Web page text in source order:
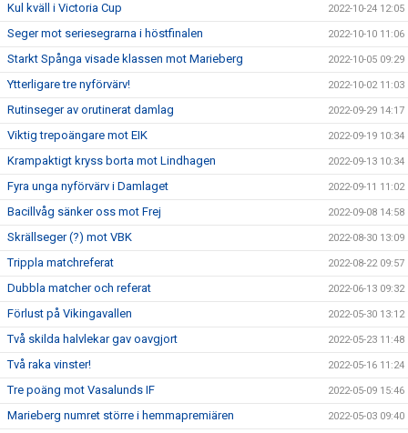
Kul kväll i Victoria Cup 2022-10-24 12:05
Seger mot seriesegrarna i höstfinalen 2022-10-10 11:06
Starkt Spånga visade klassen mot Marieberg 2022-10-05 09:29
Ytterligare tre nyförvärv! 2022-10-02 11:03
Rutinseger av orutinerat damlag 2022-09-29 14:17
Viktig trepoängare mot EIK 2022-09-19 10:34
Krampaktigt kryss borta mot Lindhagen 2022-09-13 10:34
Fyra unga nyförvärv i Damlaget 2022-09-11 11:02
Bacillvåg sänker oss mot Frej 2022-09-08 14:58
Skrällseger (?) mot VBK 2022-08-30 13:09
Trippla matchreferat 2022-08-22 09:57
Dubbla matcher och referat 2022-06-13 09:32
Förlust på Vikingavallen 2022-05-30 13:12
Två skilda halvlekar gav oavgjort 2022-05-23 11:48
Två raka vinster! 2022-05-16 11:24
Tre poäng mot Vasalunds IF 2022-05-09 15:46
Marieberg numret större i hemmapremiären 2022-05-03 09:40